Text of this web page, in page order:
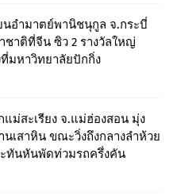
นอำมาตย์พานิชนุกูล จ.กระบี่
ชาติที่จีน ซิว 2 รางวัลใหญ่
มหาวิทยาลัยปักกิ่ง
ม่สะเรียง จ.แม่ฮ่องสอน มุ่ง
เสาหิน ขณะวิ่งถึงกลางลำห้วย
ทันหันพัดท่วมรถครึ่งคัน